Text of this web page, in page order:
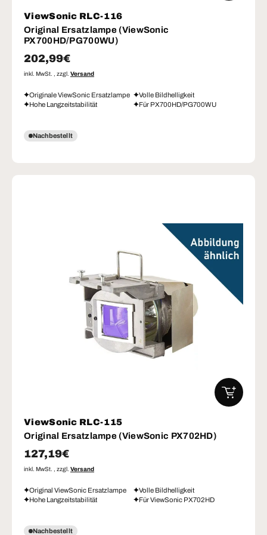
ViewSonic RLC-116
Original Ersatzlampe (ViewSonic
PX700HD/PG700WU)
Normaler Preis
202,99€
inkl. MwSt. , zzgl. Versand
Originale ViewSonic Ersatzlampe
Volle Bildhelligkeit
Hohe Langzeitstabilität
Für PX700HD/PG700WU
Nachbestellt
ViewSonic RLC-115
Original Ersatzlampe (ViewSonic PX702HD)
Normaler Preis
127,19€
inkl. MwSt. , zzgl. Versand
Original ViewSonic Ersatzlampe
Volle Bildhelligkeit
Hohe Langzeitstabilität
Für ViewSonic PX702HD
Nachbestellt
IN DEN